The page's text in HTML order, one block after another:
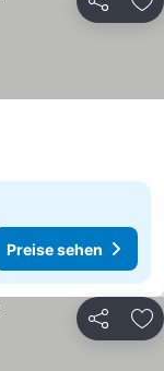
Teilen
Preise sehen
Teilen